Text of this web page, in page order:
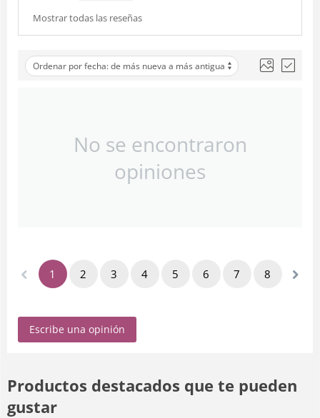
Mostrar todas las reseñas
Ordenar por fecha: de más nueva a más antigua
No se encontraron
opiniones
1 2 3 4 5 6 7 8
Escribe una opinión
Productos destacados que te pueden
gustar